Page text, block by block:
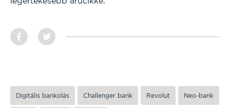
Digitális bankolás Challenger bank Revolut Neo-bank